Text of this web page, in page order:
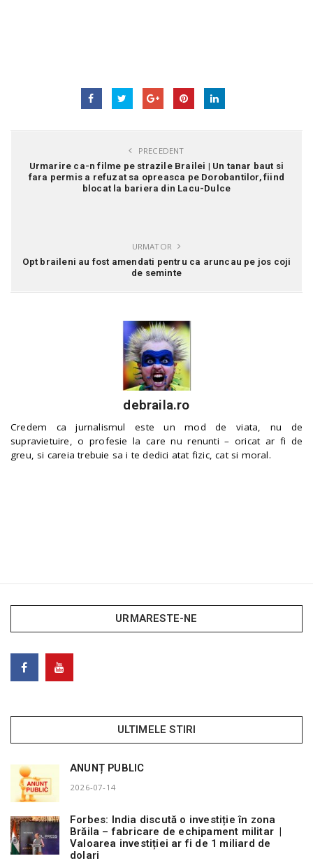
PRECEDENT
Urmarire ca-n filme pe strazile Brailei | Un tanar baut si
fara permis a refuzat sa opreasca pe Dorobantilor, fiind
blocat la bariera din Lacu-Dulce
URMATOR
Opt braileni au fost amendati pentru ca aruncau pe jos coji
de seminte
debraila.ro
Credem ca jurnalismul este un mod de viata, nu de
supravietuire, o profesie la care nu renunti – oricat ar fi de
greu, si careia trebuie sa i te dedici atat fizic, cat si moral.
URMARESTE-NE
ULTIMELE STIRI
ANUNȚ PUBLIC
2026-07-14
Forbes: India discută o investiție în zona
Brăila – fabricare de echipament militar |
Valoarea investiției ar fi de 1 miliard de
dolari